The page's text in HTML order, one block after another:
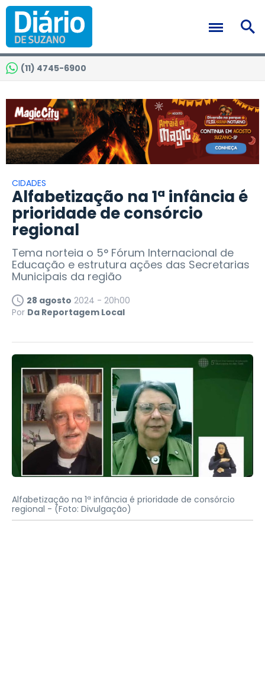
(11) 4745-6900
CIDADES
Alfabetização na 1ª infância é
prioridade de consórcio
regional
Tema norteia o 5° Fórum Internacional de
Educação e estrutura ações das Secretarias
Municipais da região
28 agosto 2024 - 20h00
Por Da Reportagem Local
Alfabetização na 1ª infância é prioridade de consórcio
regional - (Foto: Divulgação)